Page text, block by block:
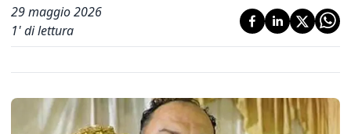
29 maggio 2026
1' di lettura